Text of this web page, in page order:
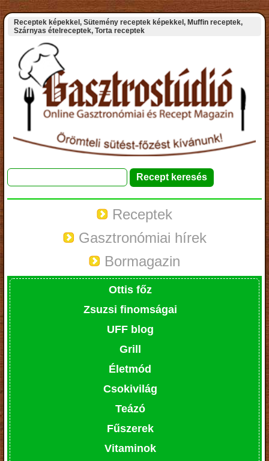
Receptek képekkel, Sütemény receptek képekkel, Muffin receptek,
Szárnyas ételreceptek, Torta receptek
Receptek
Gasztronómiai hírek
Bormagazin
Ottis főz
Zsuzsi finomságai
UFF blog
Grill
Életmód
Csokivilág
Teázó
Fűszerek
Vitaminok